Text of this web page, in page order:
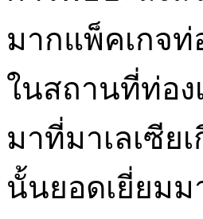
มากแพ็คเกจท่
ในสถานที่ท่อ
มาที่มาเลเซีย
นั้นยอดเยี่ยม